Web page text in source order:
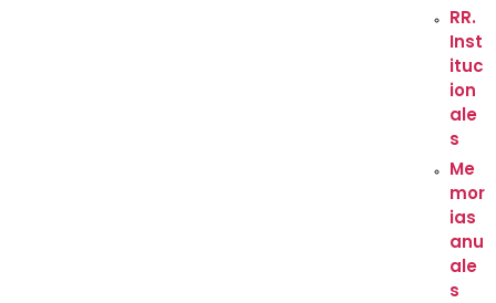
RR.
Inst
ituc
ion
ale
s
Me
mor
ias
anu
ale
s